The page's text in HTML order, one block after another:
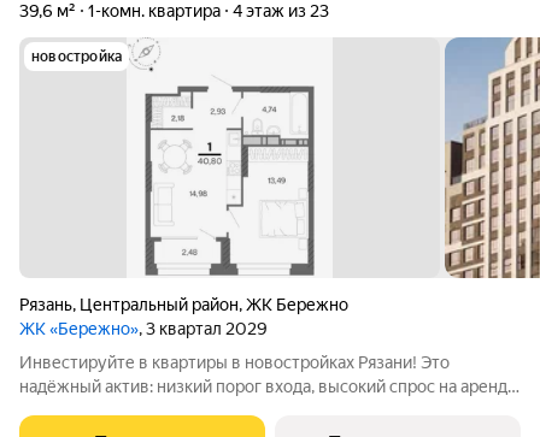
39,6 м²
1-комн. квартира 4 этаж из 23
новостройка
Рязань, Центральный район,ЖК Бережно
ЖК «Бережно», 3 квартал 2029
Инвестируйте в квартиры в новостройках Рязани! Это
надёжный актив: низкий порог входа, высокий спрос на аренду